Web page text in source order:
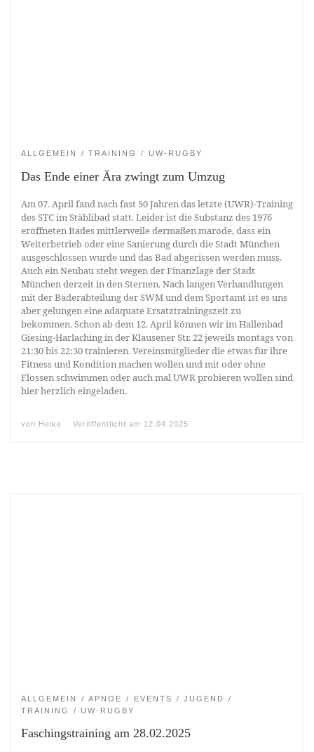
ALLGEMEIN TRAINING UW-RUGBY
Das Ende einer Ära zwingt zum Umzug
Am 07. April fand nach fast 50 Jahren das letzte (UWR)-Training
des STC im Stäblibad statt. Leider ist die Substanz des 1976
eröffneten Bades mittlerweile dermaßen marode, dass ein
Weiterbetrieb oder eine Sanierung durch die Stadt München
ausgeschlossen wurde und das Bad abgerissen werden muss.
Auch ein Neubau steht wegen der Finanzlage der Stadt
München derzeit in den Sternen. Nach langen Verhandlungen
mit der Bäderabteilung der SWM und dem Sportamt ist es uns
aber gelungen eine adäquate Ersatztrainingszeit zu
bekommen. Schon ab dem 12. April können wir im Hallenbad
Giesing-Harlaching in der Klausener Str. 22 jeweils montags von
21:30 bis 22:30 trainieren. Vereinsmitglieder die etwas für ihre
Fitness und Kondition machen wollen und mit oder ohne
Flossen schwimmen oder auch mal UWR probieren wollen sind
hier herzlich eingeladen.
von Heike Veröffentlicht am 12.04.2025
ALLGEMEIN APNOE EVENTS
JUGEND
TRAINING
UW-RUGBY
Faschingstraining am 28.02.2025